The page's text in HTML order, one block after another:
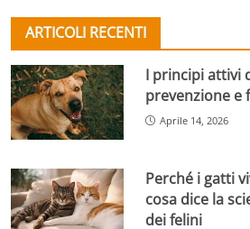
ARTICOLI RECENTI
I principi attivi
prevenzione e
Aprile 14, 2026
Perché i gatti
cosa dice la
dei felini